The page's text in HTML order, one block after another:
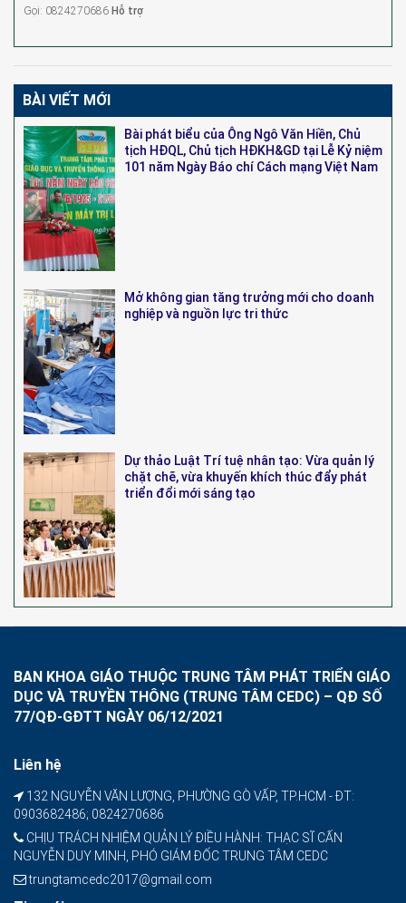
Gọi: 0824270686 Hỗ trợ
BÀI VIẾT MỚI
Bài phát biểu của Ông Ngô Văn Hiền, Chủ
tịch HĐQL, Chủ tịch HĐKH&GD tại Lễ Kỷ niệm
101 năm Ngày Báo chí Cách mạng Việt Nam
Mở không gian tăng trưởng mới cho doanh
nghiệp và nguồn lực tri thức
Dự thảo Luật Trí tuệ nhân tạo: Vừa quản lý
chặt chẽ, vừa khuyến khích thúc đẩy phát
triển đổi mới sáng tạo
BAN KHOA GIÁO THUỘC TRUNG TÂM PHÁT TRIỂN GIÁO
DỤC VÀ TRUYỀN THÔNG (TRUNG TÂM CEDC) – QĐ SỐ
77/QĐ-GĐTT NGÀY 06/12/2021
Liên hệ
132 NGUYỄN VĂN LƯỢNG, PHƯỜNG GÒ VẤP, TP.HCM - ĐT:
0903682486; 0824270686
CHỊU TRÁCH NHIỆM QUẢN LÝ ĐIỀU HÀNH: THẠC SĨ CẤN
NGUYỄN DUY MINH, PHÓ GIÁM ĐỐC TRUNG TÂM CEDC
trungtamcedc2017@gmail.com